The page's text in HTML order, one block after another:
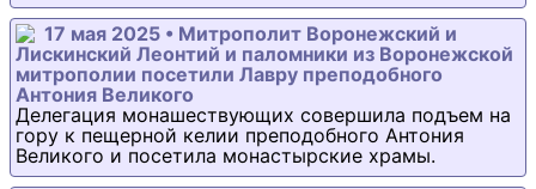
17 мая 2025 • Митрополит Воронежский и
Лискинский Леонтий и паломники из Воронежской
митрополии посетили Лавру преподобного
Антония Великого
Делегация монашествующих совершила подъем на
гору к пещерной келии преподобного Антония
Великого и посетила монастырские храмы.